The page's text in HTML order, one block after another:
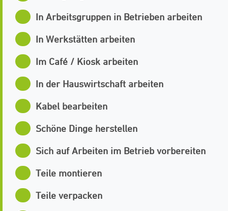
In Arbeitsgruppen in Betrieben arbeiten
In Werkstätten arbeiten
Im Café / Kiosk arbeiten
In der Hauswirtschaft arbeiten
Kabel bearbeiten
Schöne Dinge herstellen
Sich auf Arbeiten im Betrieb vorbereiten
Teile montieren
Teile verpacken